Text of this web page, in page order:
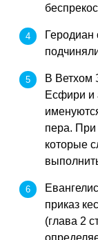
Геродиан
В Ветхом
Есфири и
пера. При
которые
приказ
(глава 2